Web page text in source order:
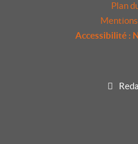
Plan
Accessibilité :